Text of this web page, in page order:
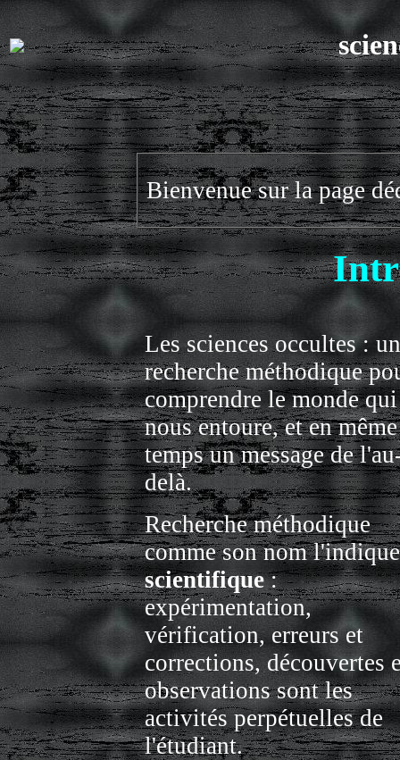
Bienvenue sur la page
Les sciences occultes :
recherche méthodique
comprendre le monde qui
nous entoure, et en même
temps un message de
delà.
Recherche méthodique
comme son nom
scientifique:
expérimentation,
vérification, erreurs et
corrections, découvertes
observations sont les
activités perpétuelles de
l'étudiant.